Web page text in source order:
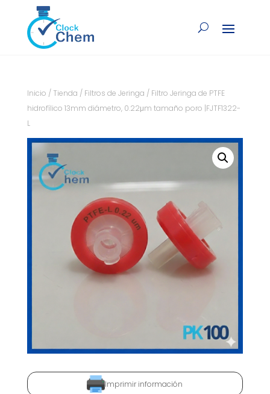
Inicio / Tienda / Filtros de Jeringa / Filtro Jeringa de PTFE
hidrofílico 13mm diámetro, 0.22μm tamaño poro |FJTF1322-
L
Imprimir información